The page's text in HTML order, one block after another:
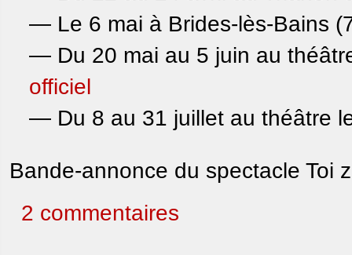
— Le 6 mai à Brides-lès-Bains
— Du 20 mai au 5 juin au
officiel
— Du 8 au 31 juillet au théâtre
Bande-annonce du spectacle Toi
2 commentaires